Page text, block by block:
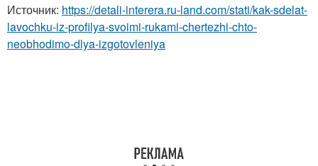
Источник: https://detali-interera.ru-land.com/stati/kak-sdelat-
lavochku-iz-profilya-svoimi-rukami-chertezhi-chto-
neobhodimo-dlya-izgotovleniya